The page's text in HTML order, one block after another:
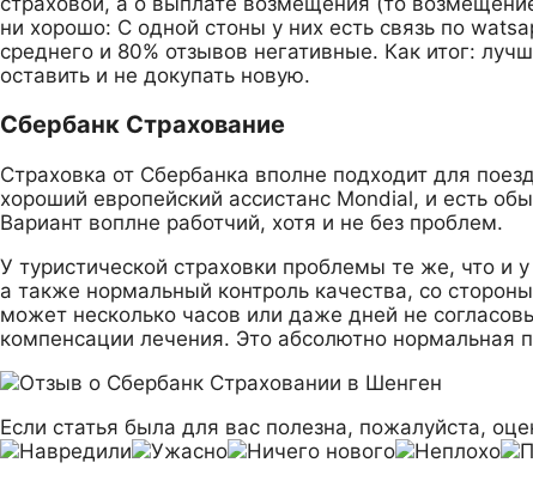
ни хорошо: С одной стоны у них есть связь по
среднего и 80% отзывов негативные. Как итог:
оставить и не докупать новую.
Сбербанк Страхование
Страховка от Сбербанка вполне подходит для
хороший европейский ассистанс Mondial, и есть
Вариант воплне работчий, хотя и не без проблем.
У туристической страховки проблемы те же, что и
а также нормальный контроль качества, со
может несколько часов или даже дней не
компенсации лечения. Это абсолютно
Если статья была для вас полезна, пожалуйста,